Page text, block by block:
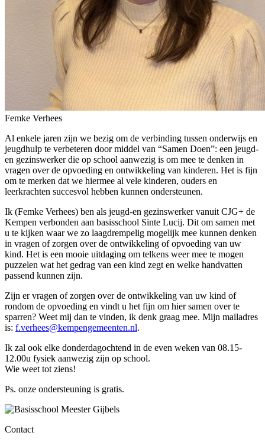
Femke Verhees
Al enkele jaren zijn we bezig om de verbinding tussen onderwijs en
jeugdhulp te verbeteren door middel van “Samen Doen”: een jeugd-
en gezinswerker die op school aanwezig is om mee te denken in
vragen over de opvoeding en ontwikkeling van kinderen. Het is fijn
om te merken dat we hiermee al vele kinderen, ouders en
leerkrachten succesvol hebben kunnen ondersteunen.
Ik (Femke Verhees) ben als jeugd-en gezinswerker vanuit CJG+ de
Kempen verbonden aan basisschool Sinte Lucij. Dit om samen met
u te kijken waar we zo laagdrempelig mogelijk mee kunnen denken
in vragen of zorgen over de ontwikkeling of opvoeding van uw
kind. Het is een mooie uitdaging om telkens weer mee te mogen
puzzelen wat het gedrag van een kind zegt en welke handvatten
passend kunnen zijn.
Zijn er vragen of zorgen over de ontwikkeling van uw kind of
rondom de opvoeding en vindt u het fijn om hier samen over te
sparren? Weet mij dan te vinden, ik denk graag mee. Mijn mailadres
is: f.verhees@kempengemeenten.nl.
Ik zal ook elke donderdagochtend in de even weken van 08.15-
12.00u fysiek aanwezig zijn op school.
Wie weet tot ziens!
Ps. onze ondersteuning is gratis.
Contact